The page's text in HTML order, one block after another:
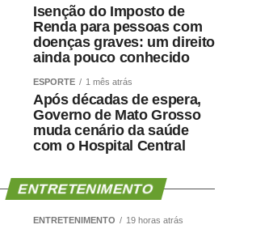
Isenção do Imposto de
Renda para pessoas com
doenças graves: um direito
ainda pouco conhecido
ESPORTE 1 mês atrás
Após décadas de espera,
Governo de Mato Grosso
muda cenário da saúde
com o Hospital Central
ENTRETENIMENTO
ENTRETENIMENTO 19 horas atrás